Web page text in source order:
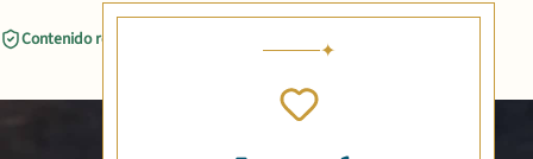
Contenido revisado